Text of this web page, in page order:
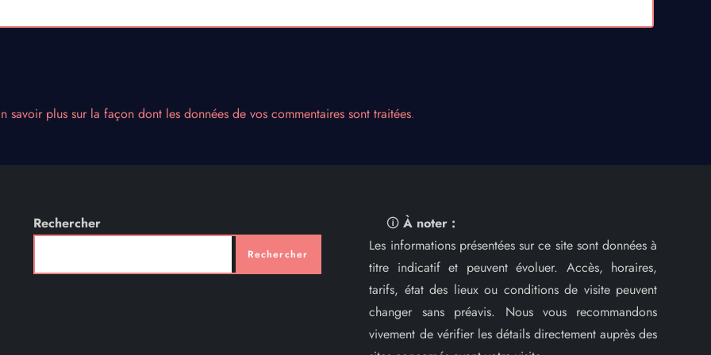
savoir plus sur la façon dont les données de vos commentaires sont traitées.
Rechercher
Rechercher
🛈À noter :
Les informations présentées sur ce site sont données à
titre indicatif et peuvent évoluer. Accès, horaires,
tarifs, état des lieux ou conditions de visite peuvent
changer sans préavis. Nous vous recommandons
vivement de vérifier les détails directement auprès des